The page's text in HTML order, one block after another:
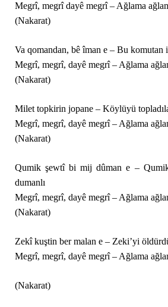
Megrî, megrî dayê megrî – Ağlama
(Nakarat)
Va qomandan, bê îman e – Bu komutan
Megrî, megrî, dayê megrî – Ağlama
(Nakarat)
Milet topkirin jopane – Köylüyü
Megrî, megrî, dayê megrî – Ağlama
(Nakarat)
Qumik şewtî bi mij dûman e –
dumanlı
Megrî, megrî, dayê megrî – Ağlama
(Nakarat)
Zekî kuştin ber malan e – Zeki’yi
Megrî, megrî, dayê megrî – Ağlama
(Nakarat)